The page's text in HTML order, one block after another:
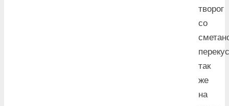
творог
со
так
же
на